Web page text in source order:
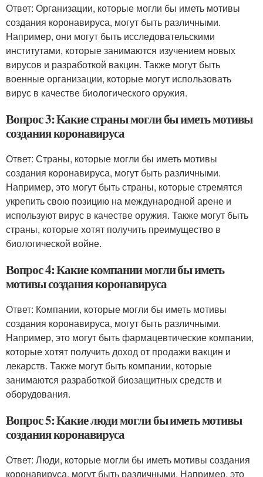
Ответ: Организации, которые могли бы иметь мотивы
создания коронавируса, могут быть различными.
Например, они могут быть исследовательскими
институтами, которые занимаются изучением новых
вирусов и разработкой вакцин. Также могут быть
военные организации, которые могут использовать
вирус в качестве биологического оружия.
Вопрос 3: Какие страны могли бы иметь мотивы
создания коронавируса
Ответ: Страны, которые могли бы иметь мотивы
создания коронавируса, могут быть различными.
Например, это могут быть страны, которые стремятся
укрепить свою позицию на международной арене и
используют вирус в качестве оружия. Также могут быть
страны, которые хотят получить преимущество в
биологической войне.
Вопрос 4: Какие компании могли бы иметь
мотивы создания коронавируса
Ответ: Компании, которые могли бы иметь мотивы
создания коронавируса, могут быть различными.
Например, это могут быть фармацевтические компании,
которые хотят получить доход от продажи вакцин и
лекарств. Также могут быть компании, которые
занимаются разработкой биозащитных средств и
оборудования.
Вопрос 5: Какие люди могли бы иметь мотивы
создания коронавируса
Ответ: Люди, которые могли бы иметь мотивы создания
коронавируса, могут быть различными. Например, это